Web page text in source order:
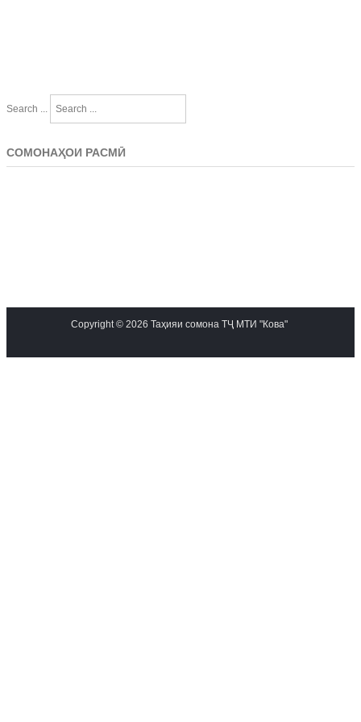
Search ...
СОМОНАҲОИ РАСМӢ
Copyright © 2026 Таҳияи сомона ТҶ МТИ "Кова"